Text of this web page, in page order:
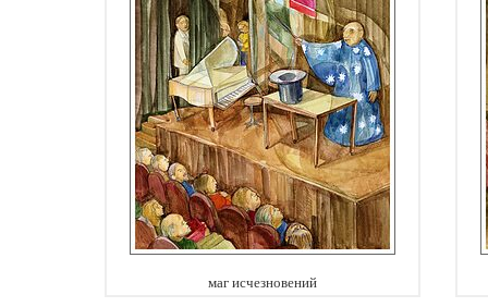
маг исчезновений